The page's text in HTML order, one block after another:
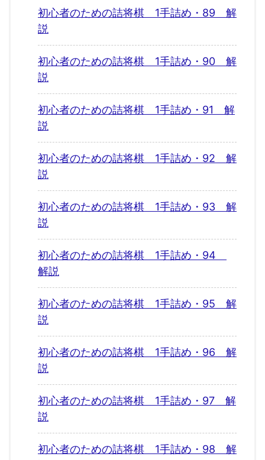
初心者のための詰将棋 1手詰め・89 解
説
初心者のための詰将棋 1手詰め・90 解
説
初心者のための詰将棋 1手詰め・91 解
説
初心者のための詰将棋 1手詰め・92 解
説
初心者のための詰将棋 1手詰め・93 解
説
初心者のための詰将棋 1手詰め・94
解説
初心者のための詰将棋 1手詰め・95 解
説
初心者のための詰将棋 1手詰め・96 解
説
初心者のための詰将棋 1手詰め・97 解
説
初心者のための詰将棋 1手詰め・98 解